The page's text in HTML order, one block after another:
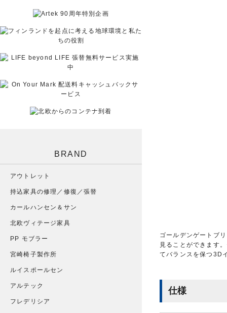
ゴールデンゲートブ
見ることができます
てバランスを保つ3D
仕様
BRAND
アウトレット
持込家具の修理／修復／張替
カールハンセン＆サン
北欧ヴィテージ家具
PP モブラー
宮崎椅子製作所
ルイスポールセン
アルテック
フレデリシア